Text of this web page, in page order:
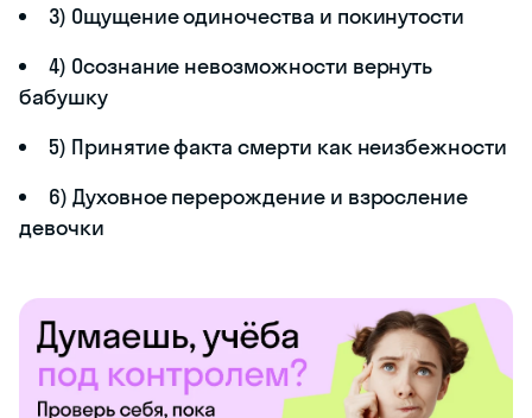
3) Ощущение одиночества и покинутости
4) Осознание невозможности вернуть
бабушку
5) Принятие факта смерти как неизбежности
6) Духовное перерождение и взросление
девочки